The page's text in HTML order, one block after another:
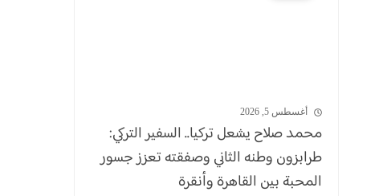
أغسطس 5, 2026
محمد صلاح يشعل تركيا.. السفير التركي:
طرابزون وطنه الثاني وصفقته تعزز جسور
المحبة بين القاهرة وأنقرة